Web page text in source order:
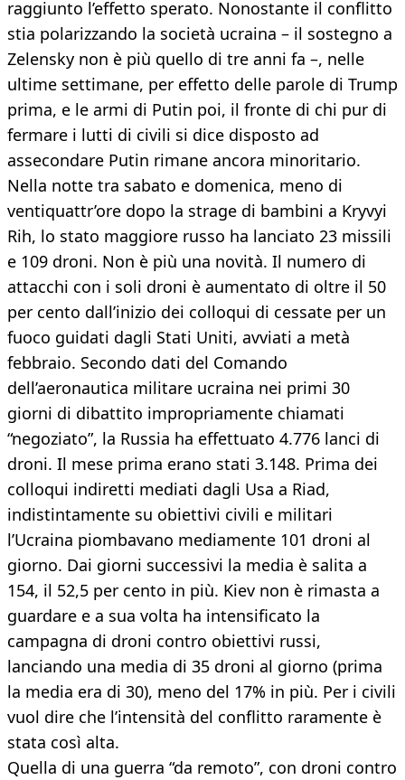
raggiunto l’effetto sperato. Nonostante il conflitto
stia polarizzando la società ucraina – il sostegno a
Zelensky non è più quello di tre anni fa –, nelle
ultime settimane, per effetto delle parole di Trump
prima, e le armi di Putin poi, il fronte di chi pur di
fermare i lutti di civili si dice disposto ad
assecondare Putin rimane ancora minoritario.
Nella notte tra sabato e domenica, meno di
ventiquattr’ore dopo la strage di bambini a Kryvyi
Rih, lo stato maggiore russo ha lanciato 23 missili
e 109 droni. Non è più una novità. Il numero di
attacchi con i soli droni è aumentato di oltre il 50
per cento dall’inizio dei colloqui di cessate per un
fuoco guidati dagli Stati Uniti, avviati a metà
febbraio. Secondo dati del Comando
dell’aeronautica militare ucraina nei primi 30
giorni di dibattito impropriamente chiamati
“negoziato”, la Russia ha effettuato 4.776 lanci di
droni. Il mese prima erano stati 3.148. Prima dei
colloqui indiretti mediati dagli Usa a Riad,
indistintamente su obiettivi civili e militari
l’Ucraina piombavano mediamente 101 droni al
giorno. Dai giorni successivi la media è salita a
154, il 52,5 per cento in più. Kiev non è rimasta a
guardare e a sua volta ha intensificato la
campagna di droni contro obiettivi russi,
lanciando una media di 35 droni al giorno (prima
la media era di 30), meno del 17% in più. Per i civili
vuol dire che l’intensità del conflitto raramente è
stata così alta.
Quella di una guerra “da remoto”, con droni contro